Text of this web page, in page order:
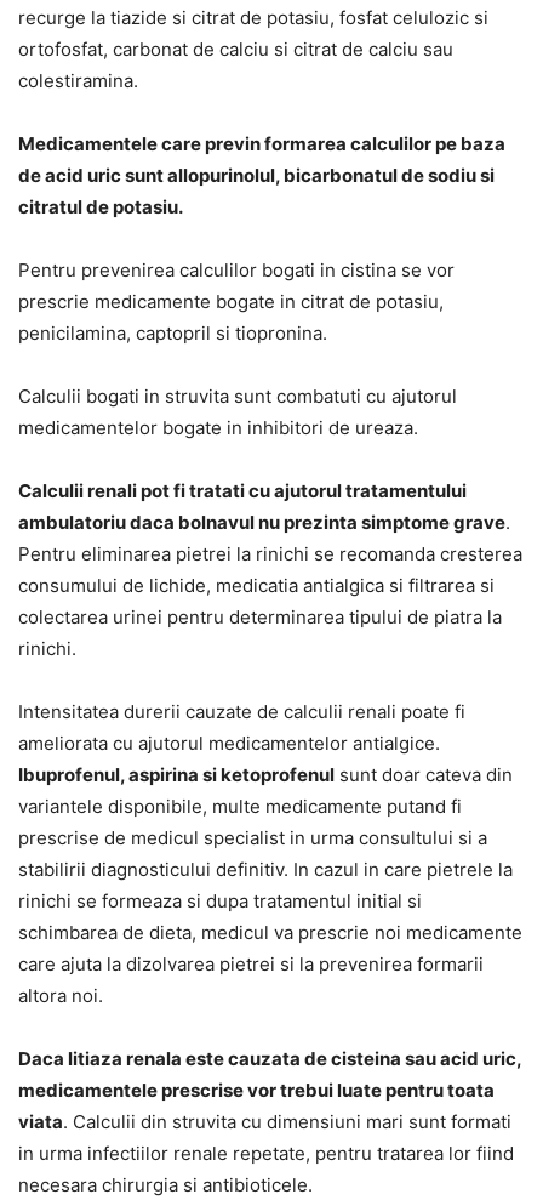
recurge la tiazide si citrat de potasiu, fosfat celulozic si
ortofosfat, carbonat de calciu si citrat de calciu sau
colestiramina.
Medicamentele care previn formarea calculilor pe baza
de acid uric sunt allopurinolul, bicarbonatul de sodiu si
citratul de potasiu.
Pentru prevenirea calculilor bogati in cistina se vor
prescrie medicamente bogate in citrat de potasiu,
penicilamina, captopril si tiopronina.
Calculii bogati in struvita sunt combatuti cu ajutorul
medicamentelor bogate in inhibitori de ureaza.
Calculii renali pot fi tratati cu ajutorul tratamentului
ambulatoriu daca bolnavul nu prezinta simptome grave.
Pentru eliminarea pietrei la rinichi se recomanda cresterea
consumului de lichide, medicatia antialgica si filtrarea si
colectarea urinei pentru determinarea tipului de piatra la
rinichi.
Intensitatea durerii cauzate de calculii renali poate fi
ameliorata cu ajutorul medicamentelor antialgice.
Ibuprofenul, aspirina si ketoprofenul sunt doar cateva din
variantele disponibile, multe medicamente putand fi
prescrise de medicul specialist in urma consultului si a
stabilirii diagnosticului definitiv. In cazul in care pietrele la
rinichi se formeaza si dupa tratamentul initial si
schimbarea de dieta, medicul va prescrie noi medicamente
care ajuta la dizolvarea pietrei si la prevenirea formarii
altora noi.
Daca litiaza renala este cauzata de cisteina sau acid uric,
medicamentele prescrise vor trebui luate pentru toata
viata. Calculii din struvita cu dimensiuni mari sunt formati
in urma infectiilor renale repetate, pentru tratarea lor fiind
necesara chirurgia si antibioticele.